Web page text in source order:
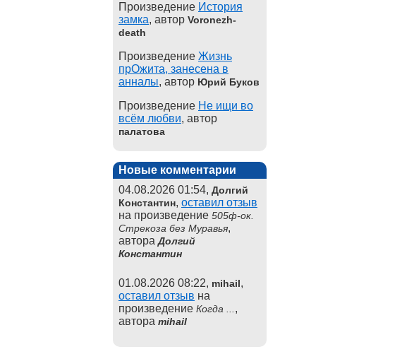
Произведение История
замка, автор Voronezh-
death
Произведение Жизнь
прОжита, занесена в
анналы, автор Юрий Буков
Произведение Не ищи во
всём любви, автор
палатова
Новые комментарии
04.08.2026 01:54, Долгий
Константин, оставил отзыв
на произведение 505ф-ок.
Стрекоза без Муравья,
автораДолгий
Константин
01.08.2026 08:22, mihail,
оставил отзыв на
произведение Когда ... ,
автора mihail